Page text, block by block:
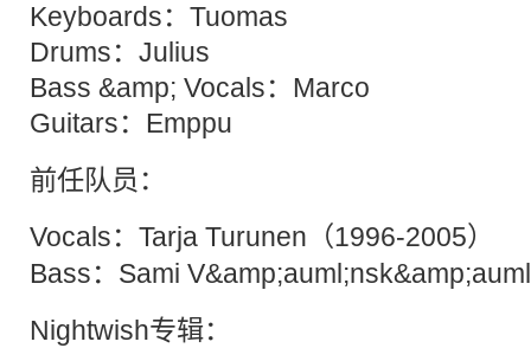
Keyboards：Tuomas
Drums：Julius
Bass &amp; Vocals：Marco
Guitars：Emppu
前任队员：
Vocals： Tarja Turunen（1996-2005）
Bass：Sami
Nightwish专辑：